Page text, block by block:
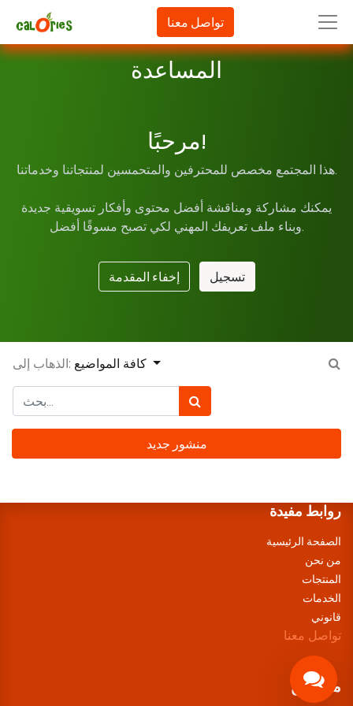
تواصل معنا
المساعدة
مرحبًا!
هذا المجتمع مخصص للمحترفين والمتحمسين لمنتجاتنا وخدماتنا.
يمكنك مشاركة ومناقشة أفضل محتوى وأفكار تسويقية جديدة
وبناء ملف تعريفك المهني لكي تصبح مسوقًا أفضل.
إخفاء المقدمة تسجيل
الذهاب إلى:
منشور جديد
روابط مفيدة
الصفحة الرئيسية
من نحن
المنتجات
الخدمات
قانوني
تواصل معنا
من نحن